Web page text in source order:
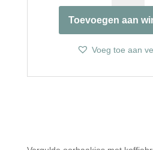
&
OPEN
AANTAL
Toevoegen aan
Voeg toe aan